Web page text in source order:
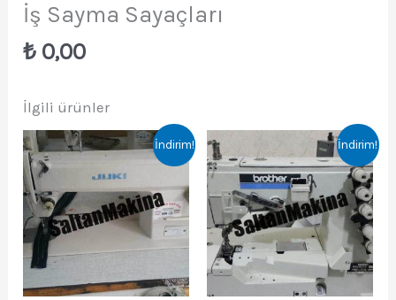
İş Sayma Sayaçları
₺ 0,00
İlgili ürünler
İndirim! İndirim!